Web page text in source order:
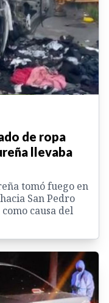
de ropa
llevaba
tomó fuego en
San Pedro
causa del